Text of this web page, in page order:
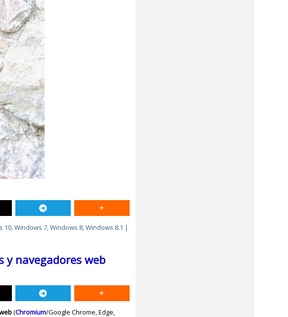
10,Windows 7,Windows 8,Windows 8.1 |
y navegadores web
(Chromium/Google Chrome, Edge,